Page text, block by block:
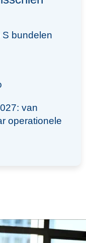
bundelen
van
operationele